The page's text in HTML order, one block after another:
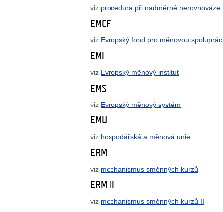
viz procedura při nadměrné nerovnováze
EMCF
viz Evropský fond pro měnovou
EMI
viz Evropský měnový institut
EMS
viz Evropský měnový systém
EMU
viz hospodářská a měnová unie
ERM
viz mechanismus směnných kurzů
ERM II
viz mechanismus směnných kurzů II